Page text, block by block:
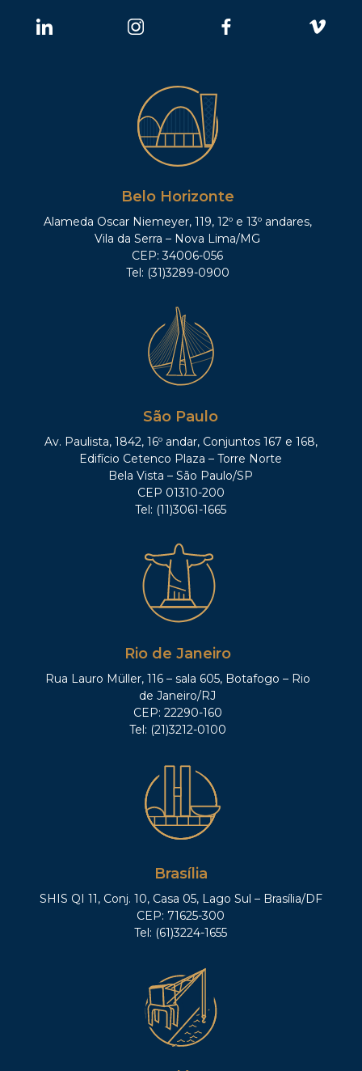
Belo Horizonte
Alameda Oscar Niemeyer, 119, 12º e 13º andares,
Vila da Serra – Nova Lima/MG
CEP: 34006-056
Tel: (31)3289-0900
São Paulo
Av. Paulista, 1842, 16º andar, Conjuntos 167 e 168,
Edifício Cetenco Plaza – Torre Norte
Bela Vista – São Paulo/SP
CEP 01310-200
Tel: (11)3061-1665
Rio de Janeiro
Rua Lauro Müller, 116 – sala 605, Botafogo – Rio
de Janeiro/RJ
CEP: 22290-160
Tel: (21)3212-0100
Brasília
SHIS QI 11, Conj. 10, Casa 05, Lago Sul – Brasília/DF
CEP: 71625-300
Tel: (61)3224-1655